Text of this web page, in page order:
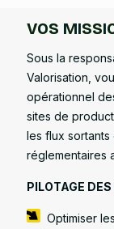
VOS
Sous la
Valorisation,
opérationnel
sites de
les flux
réglementaires
PILOTAGE
Optimiser